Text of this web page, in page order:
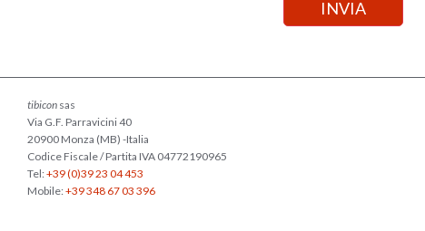
tibiconsas
Via G.F. Parravicini 40
20900 Monza (MB) -Italia
Codice Fiscale / Partita IVA 04772190965
Tel:+39 (0)39 23 04 453
Mobile:+39 348 67 03 396